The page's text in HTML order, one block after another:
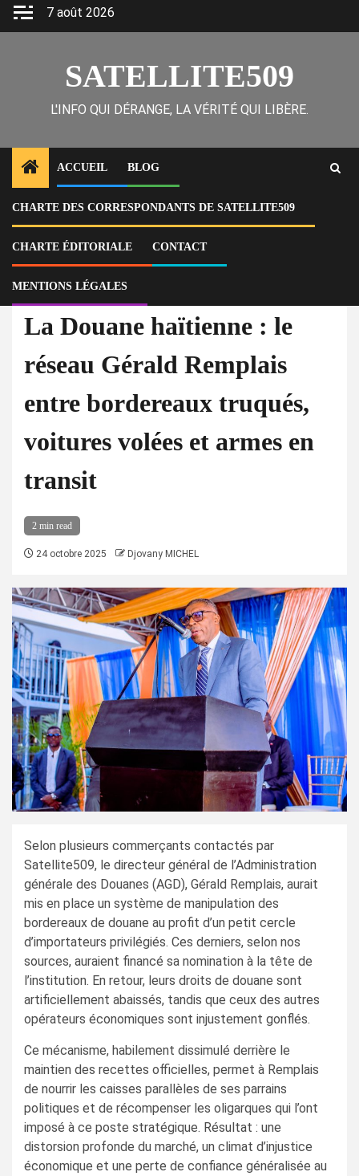
Skip
7 août 2026
SATELLITE509
L'INFO QUI DÉRANGE, LA VÉRITÉ QUI LIBÈRE.
ACCUEIL BLOG
CHARTE DES CORRESPONDANTS DE SATELLITE509
CHARTE ÉDITORIALE CONTACT
MENTIONS LÉGALES
Home
Actu
La Douane haïtienne : le réseau Gérald Remplais entre bordereaux
truqués, voitures volées et armes en transit
À la Une Actu
La Douane haïtienne : le
réseau Gérald Remplais
entre bordereaux truqués,
voitures volées et armes en
transit
2 min read
24 octobre 2025 Djovany MICHEL
Selon plusieurs commerçants contactés par
Satellite509, le directeur général de l’Administration
générale des Douanes (AGD), Gérald Remplais, aurait
mis en place un système de manipulation des
bordereaux de douane au profit d’un petit cercle
d’importateurs privilégiés. Ces derniers, selon nos
sources, auraient financé sa nomination à la tête de
l’institution. En retour, leurs droits de douane sont
artificiellement abaissés, tandis que ceux des autres
opérateurs économiques sont injustement gonflés.
Ce mécanisme, habilement dissimulé derrière le
maintien des recettes officielles, permet à Remplais
de nourrir les caisses parallèles de ses parrains
politiques et de récompenser les oligarques qui l’ont
imposé à ce poste stratégique. Résultat : une
distorsion profonde du marché, un climat d’injustice
économique et une perte de confiance généralisée au